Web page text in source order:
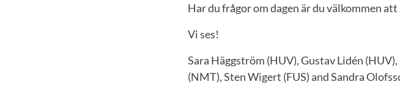
Har du frågor om dagen är du välkommen
Vi ses!
Sara Häggström (HUV), Gustav Lidén
(NMT), Sten Wigert (FUS) and Sandra